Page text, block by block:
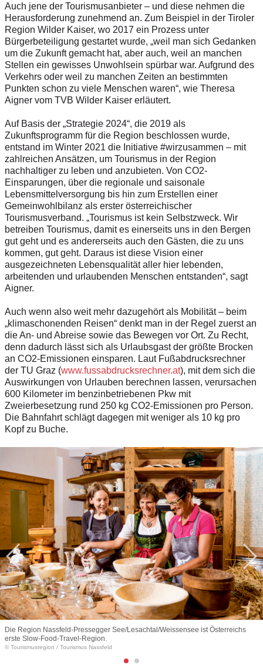
Auch jene der Tourismusanbieter – und diese nehmen die
Herausforderung zunehmend an. Zum Beispiel in der Tiroler
Region Wilder Kaiser, wo 2017 ein Prozess unter
Bürgerbeteiligung gestartet wurde, „weil man sich Gedanken
um die Zukunft gemacht hat, aber auch, weil an manchen
Stellen ein gewisses Unwohlsein spürbar war. Aufgrund des
Verkehrs oder weil zu manchen Zeiten an bestimmten
Punkten schon zu viele Menschen waren“, wie Theresa
Aigner vom TVB Wilder Kaiser erläutert.
Auf Basis der „Strategie 2024“, die 2019 als
Zukunftsprogramm für die Region beschlossen wurde,
entstand im Winter 2021 die Initiative #wirzusammen – mit
zahlreichen Ansätzen, um Tourismus in der Region
nachhaltiger zu leben und anzubieten. Von CO2-
Einsparungen, über die regionale und saisonale
Lebensmittelversorgung bis hin zum Erstellen einer
Gemeinwohlbilanz als erster österreichischer
Tourismusverband. „Tourismus ist kein Selbstzweck. Wir
betreiben Tourismus, damit es einerseits uns in den Bergen
gut geht und es andererseits auch den Gästen, die zu uns
kommen, gut geht. Daraus ist diese Vision einer
ausgezeichneten Lebensqualität aller hier lebenden,
arbeitenden und urlaubenden Menschen entstanden“, sagt
Aigner.
Auch wenn also weit mehr dazugehört als Mobilität – beim
„klimaschonenden Reisen“ denkt man in der Regel zuerst an
die An- und Abreise sowie das Bewegen vor Ort. Zu Recht,
denn dadurch lässt sich als Urlaubsgast der größte Brocken
an CO2-Emissionen einsparen. Laut Fußabdrucksrechner
der TU Graz (www.fussabdrucksrechner.at), mit dem sich die
Auswirkungen von Urlauben berechnen lassen, verursachen
600 Kilometer im benzinbetriebenen Pkw mit
Zweierbesetzung rund 250 kg CO2-Emissionen pro Person.
Die Bahnfahrt schlägt dagegen mit weniger als 10 kg pro
Kopf zu Buche.
Die Region Nassfeld-Pressegger See/Lesachtal/Weissensee ist Österreichs
erste Slow-Food-Travel-Region.
© Tourismusregion / Tourismus Nassfeld